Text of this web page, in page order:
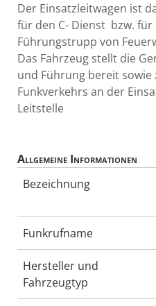
Der Einsatzleitwagen ist
für den C- Dienst bzw.
Führungstrupp von
Das Fahrzeug stellt die
und Führung bereit sowie
Funkverkehrs an der
Leitstelle
Allgemeine Informationen
Bezeichnung
Funkrufname
Hersteller und
Fahrzeugtyp